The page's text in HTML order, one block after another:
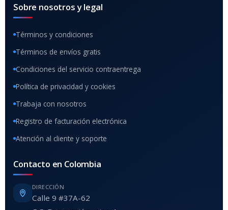
Sobre nosotros y legal
Términos y condiciones
Términos de envíos gratis
Condiciones del servicio contraentrega
Política de privacidad y cookies
Trabaja con nosotros
Registro de facturación electrónica
Atención al cliente y soporte
Contacto en Colombia
DIRECCIÓN
Calle 9 #37A-62